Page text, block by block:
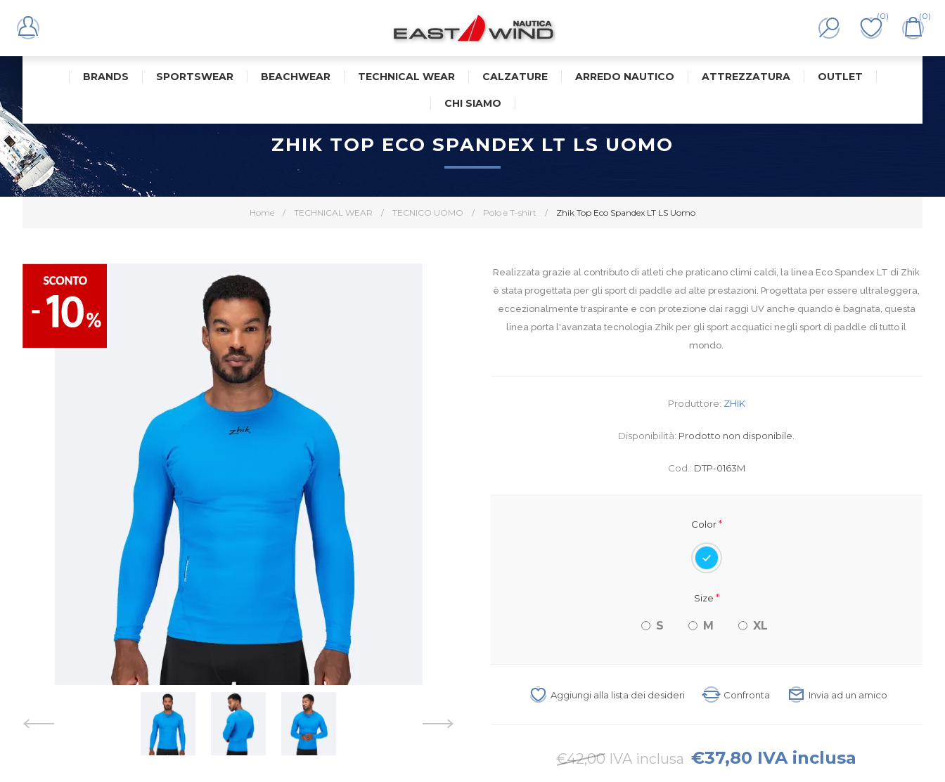
(0) (0)
BRANDS SPORTSWEAR BEACHWEAR TECHNICAL WEAR CALZATURE ARREDO NAUTICO ATTREZZATURA OUTLET
CHI SIAMO
Home / TECHNICAL WEAR / TECNICO UOMO / Polo e T-shirt / Zhik Top Eco Spandex LT LS Uomo
ZHIK TOP ECO SPANDEX LT LS UOMO
Realizzata grazie al contributo di atleti che praticano climi caldi, la linea Eco Spandex LT di Zhik
è stata progettata per gli sport di paddle ad alte prestazioni. Progettata per essere ultraleggera,
eccezionalmente traspirante e con protezione dai raggi UV anche quando è bagnata, questa
linea porta l'avanzata tecnologia Zhik per gli sport acquatici negli sport di paddle di tutto il
mondo.
Produttore: ZHIK
Disponibilità: Prodotto non disponibile.
Cod.: DTP-0163M
Color*
Size *
S M XL
Aggiungi alla lista dei desideri Confronta Invia ad un amico
€42,00 IVA inclusa €37,80 IVA inclusa